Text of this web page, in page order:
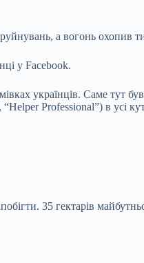
а вогонь охопив
у Facebook.
українців. Саме тут
Professional”) в усі
35 гектарів